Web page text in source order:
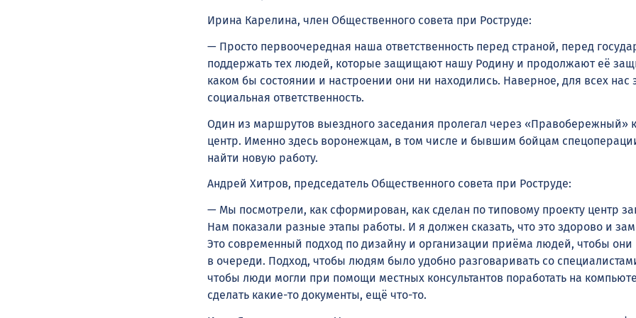
Ирина Карелина, член Общественного совета при Роструде:
— Просто первоочередная наша ответственность перед страной, перед
поддержать тех людей, которые защищают нашу Родину и продолжают её
каком бы состоянии и настроении они ни находились. Наверное, для всех нас
социальная ответственность.
Один из маршрутов выездного заседания пролегал через «Правобережный»
центр. Именно здесь воронежцам, в том числе и бывшим бойцам
найти новую работу.
Андрей Хитров, председатель Общественного совета при Роструде:
— Мы посмотрели, как сформирован, как сделан по типовому проекту центр
Нам показали разные этапы работы. И я должен сказать, что это здорово и
Это современный подход по дизайну и организации приёма людей, чтобы они
в очереди. Подход, чтобы людям было удобно разговаривать со
чтобы люди могли при помощи местных консультантов поработать на
сделать какие-то документы, ещё что-то.